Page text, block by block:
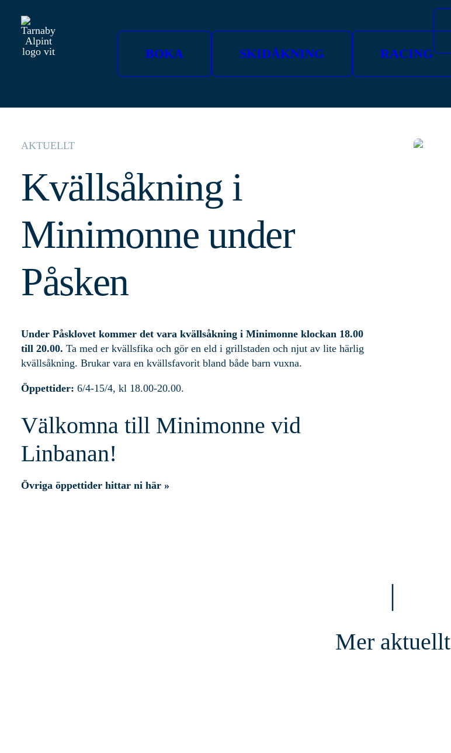
BOKA SKIDÅKNING RACING
AKTUELLT
Kvällsåkning i
Minimonne under
Påsken
Under Påsklovet kommer det vara kvällsåkning i Minimonne klockan 18.00
till 20.00. Ta med er kvällsfika och gör en eld i grillstaden och njut av lite härlig
kvällsåkning. Brukar vara en kvällsfavorit bland både barn vuxna.
Öppettider: 6/4-15/4, kl 18.00-20.00.
Välkomna till Minimonne vid
Linbanan!
Övriga öppettider hittar ni här »
|
Mer aktuellt